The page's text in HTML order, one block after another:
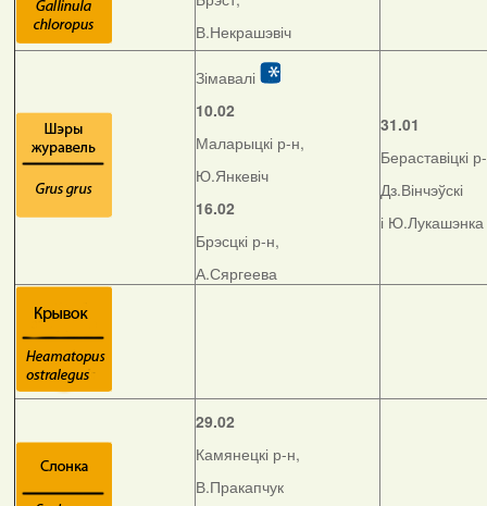
В.Некрашэвіч
Зімавалі
10.02
Маларыцкі р-н,
Ю.Янкевіч
16.02
Брэсцкі р-н,
А.Сяргеева
31.01
Бераставіцкі
Дз.Вінчэўскі
і Ю.Лукашэнка
29.02
Камянецкі р-н,
В.Пракапчук